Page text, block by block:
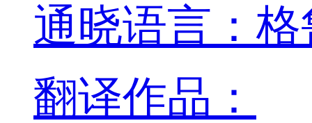
通晓语言：
翻译作品：